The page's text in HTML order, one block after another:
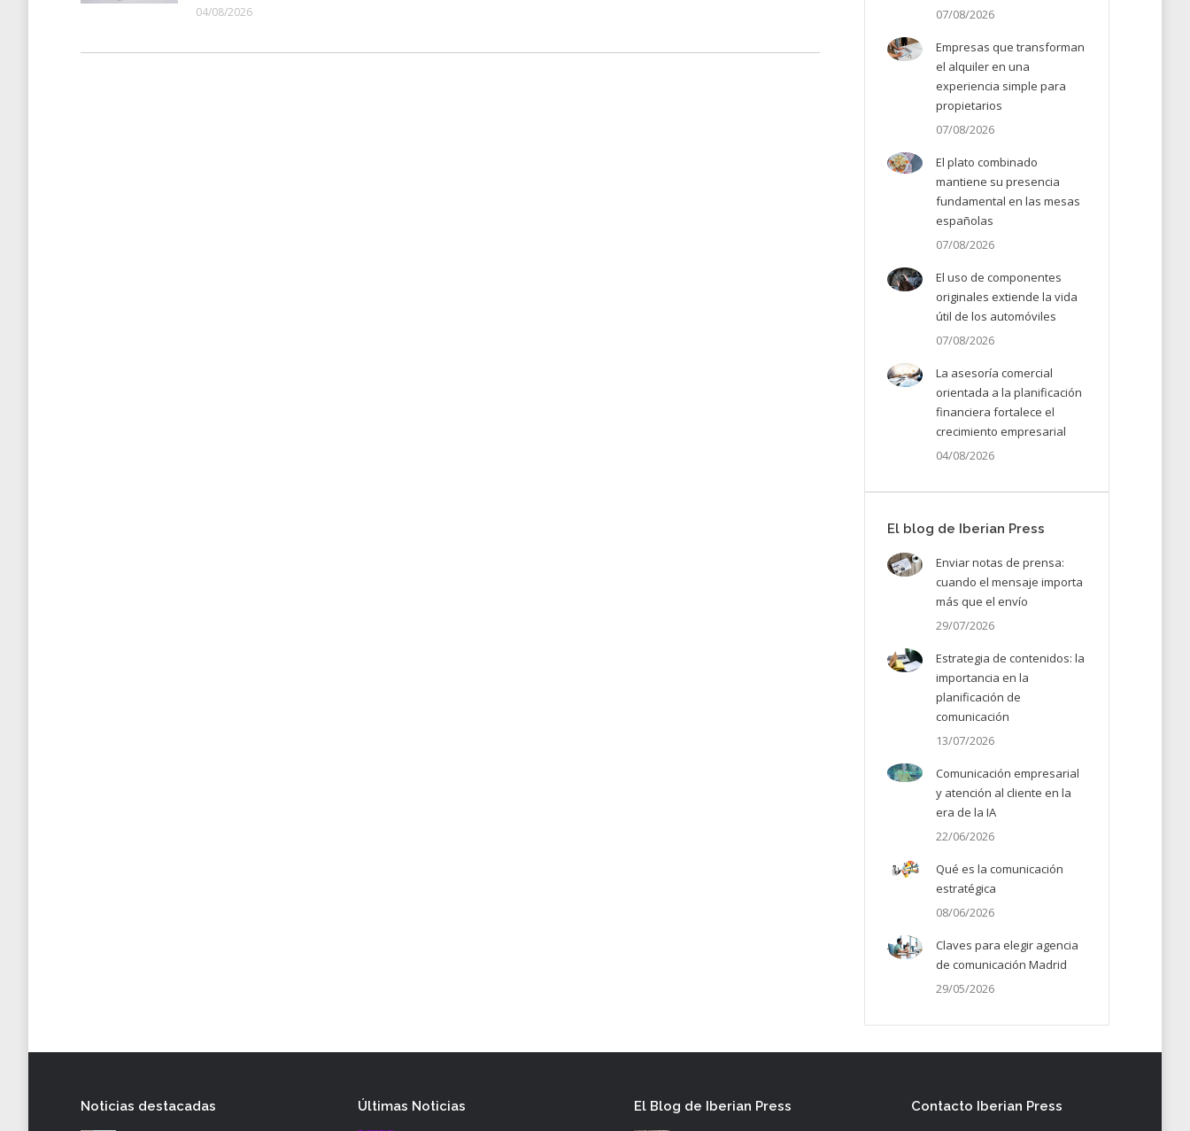
04/08/2026
07/08/2026
Empresas que transforman
el alquiler en una
experiencia simple para
propietarios
07/08/2026
El plato combinado
mantiene su presencia
fundamental en las mesas
españolas
07/08/2026
El uso de componentes
originales extiende la vida
útil de los automóviles
07/08/2026
La asesoría comercial
orientada a la planificación
financiera fortalece el
crecimiento empresarial
04/08/2026
El blog de Iberian Press
Enviar notas de prensa:
cuando el mensaje importa
más que el envío
29/07/2026
Estrategia de contenidos: la
importancia en la
planificación de
comunicación
13/07/2026
Comunicación empresarial
y atención al cliente en la
era de la IA
22/06/2026
Qué es la comunicación
estratégica
08/06/2026
Claves para elegir agencia
de comunicación Madrid
29/05/2026
Noticias destacadas Últimas Noticias El Blog de Iberian Press Contacto Iberian Press